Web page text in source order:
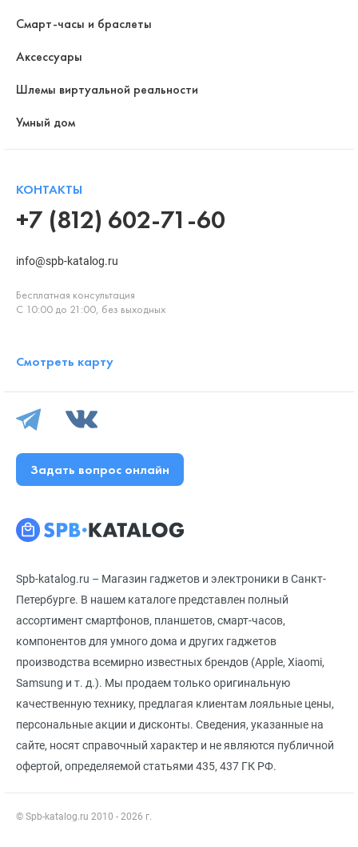
Spb-katalog.ru – Магазин гаджетов и электроники в Санкт-
Петербурге. В нашем каталоге представлен полный
ассортимент смартфонов, планшетов, смарт-часов,
компонентов для умного дома и других гаджетов
производства всемирно известных брендов (Apple, Xiaomi,
Samsung и т. д.). Мы продаем только оригинальную
качественную технику, предлагая клиентам лояльные цены,
персональные акции и дисконты. Сведения, указанные на
сайте, носят справочный характер и не являются публичной
офертой, определяемой статьями 435, 437 ГК РФ.
© Spb-katalog.ru 2010 - 2026 г.
Смарт-часы и браслеты
Аксессуары
Шлемы виртуальной реальности
Умный дом
КОНТАКТЫ
+7 (812) 602-71-60
info@spb-katalog.ru
Бесплатная консультация
С 10:00 до 21:00, без выходных
Смотреть карту
Задать вопрос онлайн